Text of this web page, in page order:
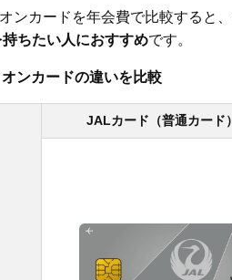
ンカードを年会費で比較すると、
ちたい人におすすめです。
ンカードの違いを比較
JALカード（普通カード）